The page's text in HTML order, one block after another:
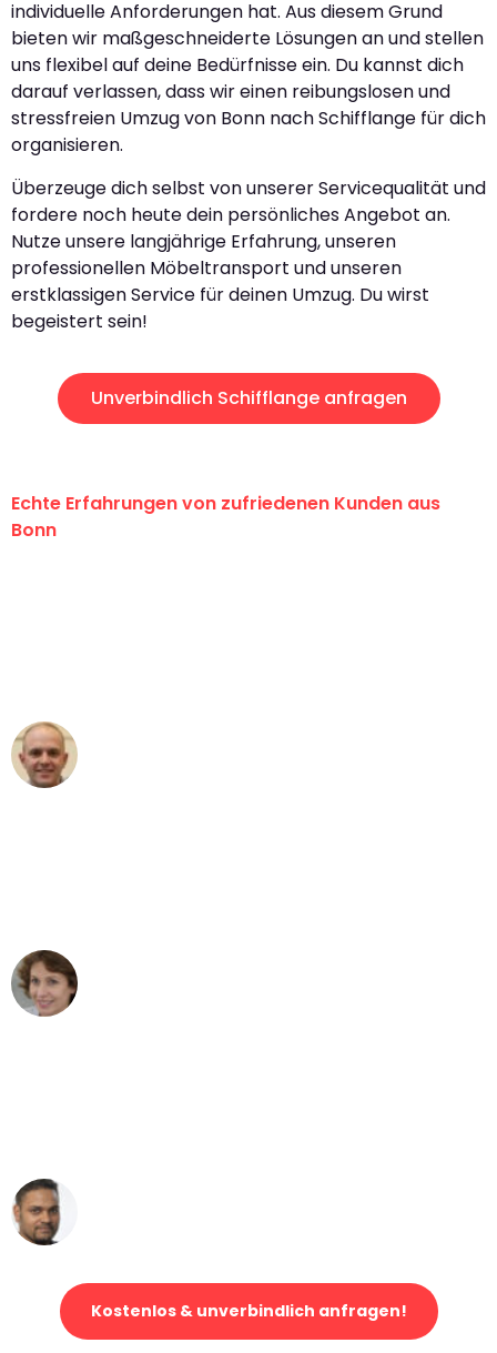
individuelle Anforderungen hat. Aus diesem Grund
bieten wir maßgeschneiderte Lösungen an und stellen
uns flexibel auf deine Bedürfnisse ein. Du kannst dich
darauf verlassen, dass wir einen reibungslosen und
stressfreien Umzug von Bonn nach Schifflange für dich
organisieren.
Überzeuge dich selbst von unserer Servicequalität und
fordere noch heute dein persönliches Angebot an.
Nutze unsere langjährige Erfahrung, unseren
professionellen Möbeltransport und unseren
erstklassigen Service für deinen Umzug. Du wirst
begeistert sein!
Unverbindlich Schifflange anfragen
Echte Erfahrungen von zufriedenen Kunden aus
Bonn
Kostenlos & unverbindlich anfragen!